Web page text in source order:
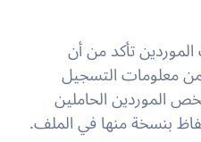
تأكد من أن
معلومات التسجيل
الموردين الحاملين